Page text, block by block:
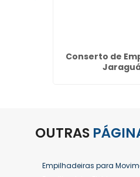
Conserto de
OUTRAS
Empilhadeiras para